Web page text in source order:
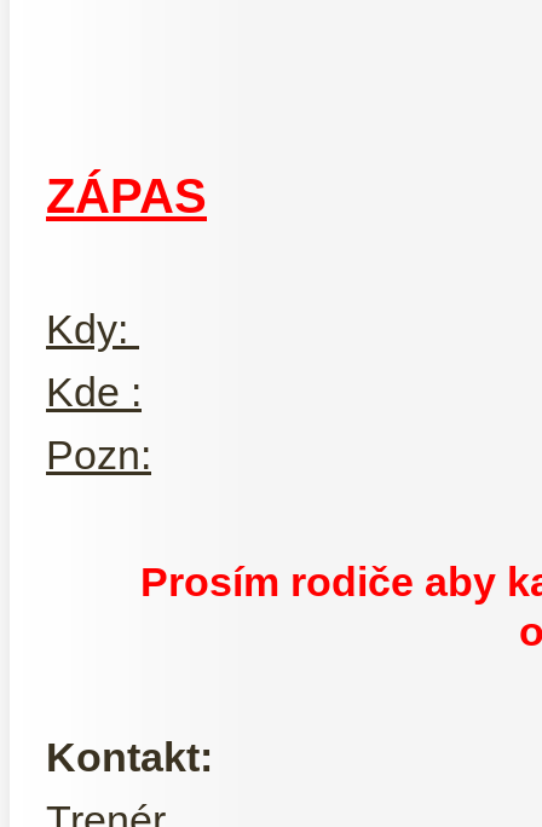
ZÁPAS
Kdy:
Kde :
Pozn:
Prosím rodiče aby
Kontakt: